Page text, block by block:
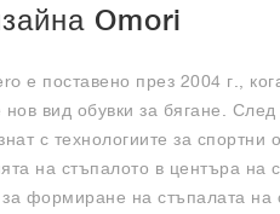
Omori
е поставено през 2004 г.,
вид обувки за бягане.
с технологиите за
на стъпалото в центъра
за формиране на стъпалата